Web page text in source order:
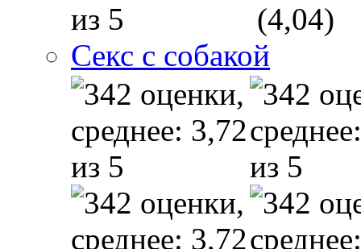
(4,04)
Секс с собакой